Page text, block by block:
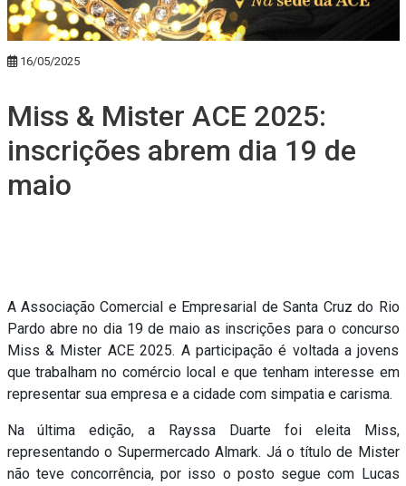
16/05/2025
Miss & Mister ACE 2025:
inscrições abrem dia 19 de
maio
A Associação Comercial e Empresarial de Santa Cruz do Rio
Pardo abre no dia 19 de maio as inscrições para o concurso
Miss & Mister ACE 2025. A participação é voltada a jovens
que trabalham no comércio local e que tenham interesse em
representar sua empresa e a cidade com simpatia e carisma.
Na última edição, a Rayssa Duarte foi eleita Miss,
representando o Supermercado Almark. Já o título de Mister
não teve concorrência, por isso o posto segue com Lucas